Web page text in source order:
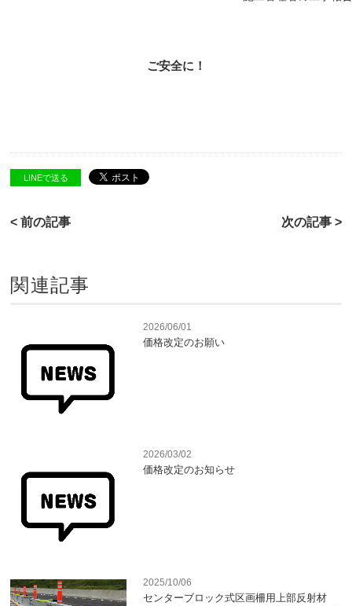
ご安全に！
LINEで送る
< 前の記事 次の記事 >
関連記事
2026/06/01
価格改定のお願い
2026/03/02
価格改定のお知らせ
2025/10/06
センターブロック式区画柵用上部反射材